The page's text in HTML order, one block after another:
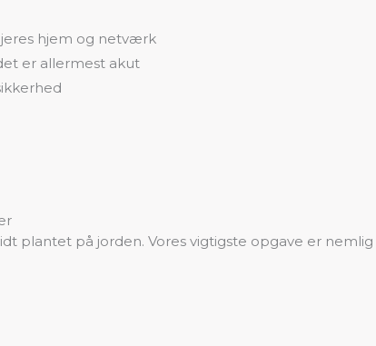
jeres hjem og netværk
er allermest akut
plantet på jorden. Vores vigtigste opgave er